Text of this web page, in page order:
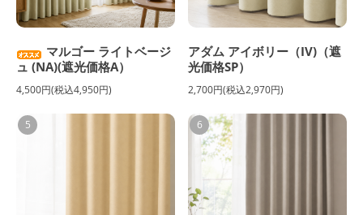
マルゴー ライトベージ
ュ (NA)(遮光価格A）
4,500円(税込4,950円)
アダム アイボリー（IV)（遮
光価格SP）
2,700円(税込2,970円)
5 6